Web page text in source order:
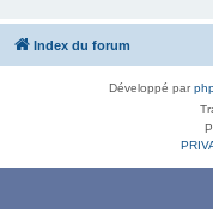
Index du forum
Développé par